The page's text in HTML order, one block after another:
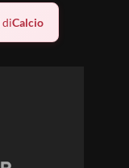
diCalcio